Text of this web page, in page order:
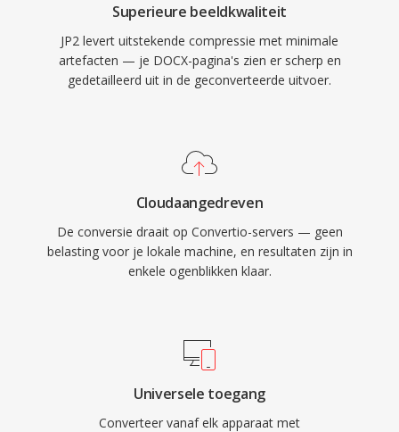
Superieure beeldkwaliteit
JP2 levert uitstekende compressie met minimale
artefacten — je DOCX-pagina's zien er scherp en
gedetailleerd uit in de geconverteerde uitvoer.
Cloudaangedreven
De conversie draait op Convertio-servers — geen
belasting voor je lokale machine, en resultaten zijn in
enkele ogenblikken klaar.
Universele toegang
Converteer vanaf elk apparaat met